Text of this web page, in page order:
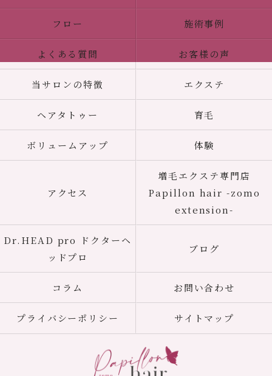
フロー 施術事例
よくある質問 お客様の声
当サロンの特徴 エクステ
ヘアタトゥー 育毛
ボリュームアップ 体験
アクセス
増毛エクステ専門店
Papillon hair -zomo
extension-
Dr.HEAD pro ドクターヘ
ッドプロ
ブログ
コラム お問い合わせ
プライバシーポリシー サイトマップ